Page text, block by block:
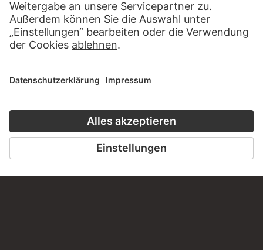
ZUR WEBSEITE
KONTAKT
Haben Sie Anregungen, Fragen oder Informationen zu
diesem Werk?
SCHREIBEN SIE UNS